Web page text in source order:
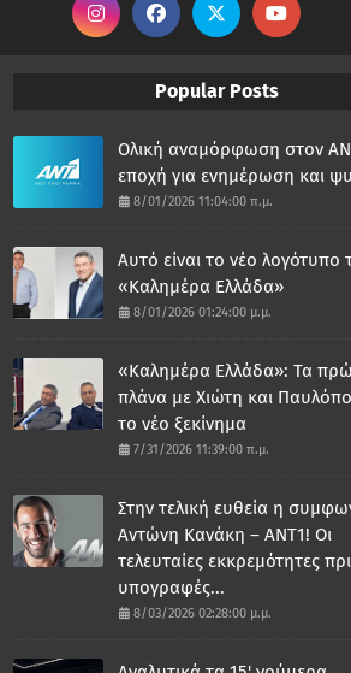
Popular Posts
Ολική αναμόρφωση στον
εποχή για ενημέρωση και
8/01/2026 11:04:00 π.μ.
Αυτό είναι το νέο λογότυπο
«Καλημέρα Ελλάδα»
8/01/2026 01:24:00 μ.μ.
«Καλημέρα Ελλάδα»: Τα
πλάνα με Χιώτη και
το νέο ξεκίνημα
7/31/2026 11:39:00 π.μ.
Στην τελική ευθεία η
Αντώνη Κανάκη – ΑΝΤ1! Οι
τελευταίες εκκρεμότητες
υπογραφές...
8/03/2026 02:28:00 μ.μ.